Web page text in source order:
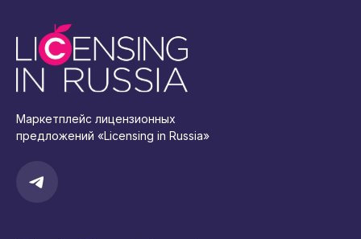
Маркетплейс лицензионных
предложений «Licensing in Russia»